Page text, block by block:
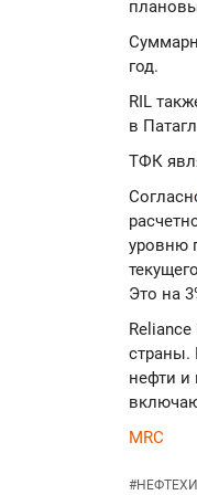
год.
RIL
в
ТФК
уровню
Это на
страны.
нефти и
MRC
#